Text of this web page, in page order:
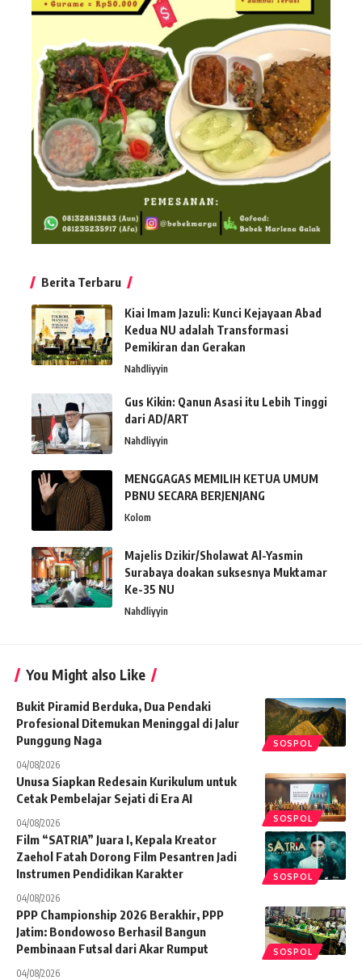
Berita Terbaru
Kiai Imam Jazuli: Kunci Kejayaan Abad
Kedua NU adalah Transformasi
Pemikiran dan Gerakan
Nahdliyyin
Gus Kikin: Qanun Asasi itu Lebih Tinggi
dari AD/ART
Nahdliyyin
MENGGAGAS MEMILIH KETUA UMUM
PBNU SECARA BERJENJANG
Kolom
Majelis Dzikir/Sholawat Al-Yasmin
Surabaya doakan suksesnya Muktamar
Ke-35 NU
Nahdliyyin
You Might also Like
SOSPOL
Bukit Piramid Berduka, Dua Pendaki
Profesional Ditemukan Meninggal di Jalur
Punggung Naga
04/08/2026
SOSPOL
Unusa Siapkan Redesain Kurikulum untuk
Cetak Pembelajar Sejati di Era AI
04/08/2026
SOSPOL
Film “SATRIA” Juara I, Kepala Kreator
Zaehol Fatah Dorong Film Pesantren Jadi
Instrumen Pendidikan Karakter
04/08/2026
SOSPOL
PPP Championship 2026 Berakhir, PPP
Jatim: Bondowoso Berhasil Bangun
Pembinaan Futsal dari Akar Rumput
04/08/2026